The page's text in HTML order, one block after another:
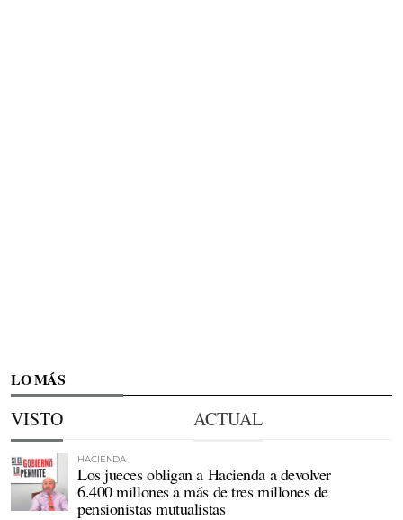
LO MÁS
VISTO ACTUAL
HACIENDA
Los jueces obligan a Hacienda a devolver
6.400 millones a más de tres millones de
pensionistas mutualistas